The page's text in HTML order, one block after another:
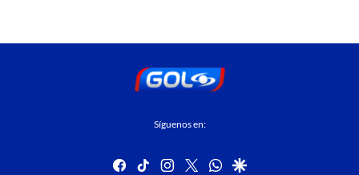
Síguenos en:
facebook
tiktok instagram
twitterwhatsapp
google